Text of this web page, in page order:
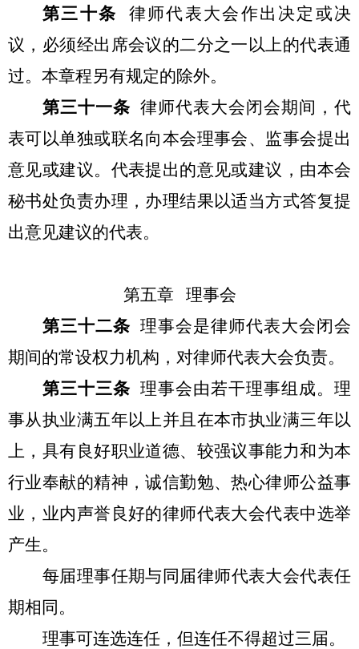
第三十条
律师代表大会作出决定或决
议，必须经出席会议的二分之一以上的代表通
过。本章程另有规定的除外。
第三十一条 律师代表大会闭会期间，代
表可以单独或联名向本会理事会、监事会提出
意见或建议。代表提出的意见或建议，由本会
秘书处负责办理，办理结果以适当方式答复提
出意见建议的代表。
第五章 理事会
第三十二条 理事会是律师代表大会闭会
期间的常设权力机构，对律师代表大会负责。
第三十三条 理事会由若干理事组成。理
事从执业满五年以上并且在本市执业满三年以
上，具有良好职业道德、较强议事能力和为本
行业奉献的精神，诚信勤勉、热心律师公益事
业，业内声誉良好的律师代表大会代表中选举
产生。
每届理事任期与同届律师代表大会代表任
期相同。
理事可连选连任，但连任不得超过三届。